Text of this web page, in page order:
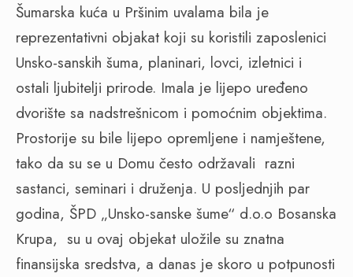
Šumarska kuća u Pršinim uvalama bila je
reprezentativni objakat koji su koristili zaposlenici
Unsko-sanskih šuma, planinari, lovci, izletnici i
ostali ljubitelji prirode. Imala je lijepo uređeno
dvorište sa nadstrešnicom i pomoćnim objektima.
Prostorije su bile lijepo opremljene i namještene,
tako da su se u Domu često održavali razni
sastanci, seminari i druženja. U posljednjih par
godina, ŠPD „Unsko-sanske šume“ d.o.o Bosanska
Krupa, su u ovaj objekat uložile su znatna
finansijska sredstva, a danas je skoro u potpunosti